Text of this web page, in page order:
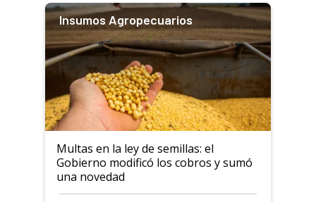
Insumos Agropecuarios
Multas en la ley de semillas: el
Gobierno modificó los cobros y sumó
una novedad